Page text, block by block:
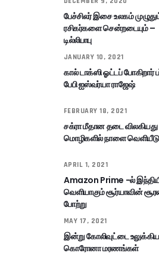
பேச்சிலர் இசை உலகம்
ரசிகர்களை சென்றடையும் –
டில்லிபாபு
JANUARY 10, 2021
கால் டாக்ஸி ஓட்டப் போகிறார்
பேபி ஐஸ்வர்யா ராஜேஷ்
FEBRUARY 18, 2021
சக்ரா மீதான தடை
மொழிகளில் நாளை வெளியீடு
APRIL 1, 2021
Amazon Prime -ல்
வெளியாகும் சூர்யாவின்
போற்று
MAY 17, 2021
இன்று கோலிவுட்டை உலுக்கிய
கொரோனா மரணங்கள்